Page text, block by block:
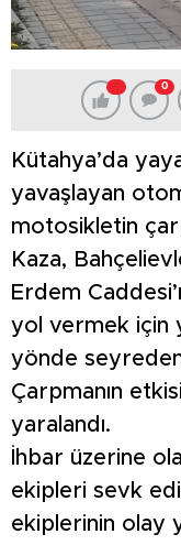
0
Kütahya’da
yavaşlayan
motosikletin
Kaza,
Erdem
yol vermek için
yönde
Çarpmanın
yaralandı.
İhbar üzerine
ekipleri sevk
ekiplerinin olay